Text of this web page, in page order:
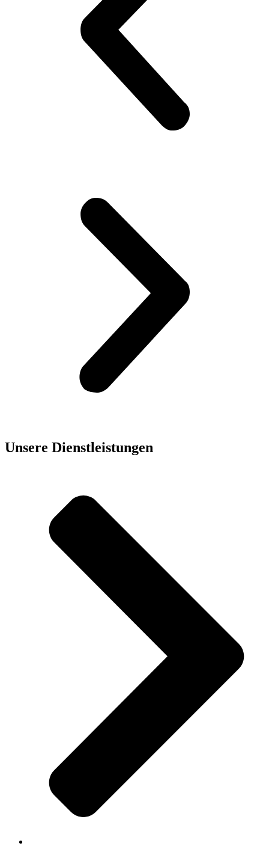
Unsere Dienst­leistungen